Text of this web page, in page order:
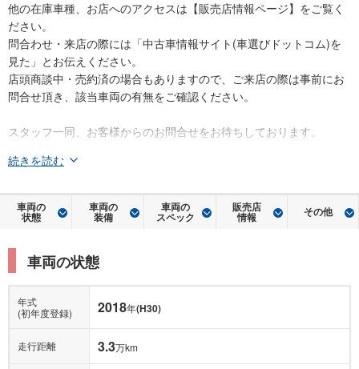
他の在庫車種、お店へのアクセスは【販売店情報ページ】をご覧く
ださい。
問合わせ・来店の際には「中古車情報サイト(車選びドットコム)を
見た」とお伝えください。
店頭商談中・売約済の場合もありますので、ご来店の際は事前にお
問合せ頂き、該当車両の有無をご確認ください。
スタッフ一同、お客様からのお問合せをお待ちしております。
続きを読む
車両の
状態
車両の
装備
車両の
スペック
販売店
情報 その他
車両の状態
年式
(初年度登録)
2018年(H30)
走行距離 3.3万km